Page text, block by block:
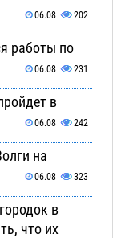
06.08 202
работы по
06.08 231
в
06.08 242
на
06.08 323
в
что их